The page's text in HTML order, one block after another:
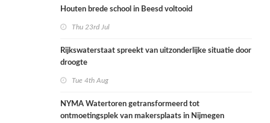
Houten brede school in Beesd voltooid
Thu 23rd Jul
Rijkswaterstaat spreekt van uitzonderlijke situatie door
droogte
Tue 4th Aug
NYMA Watertoren getransformeerd tot
ontmoetingsplek van makersplaats in Nijmegen